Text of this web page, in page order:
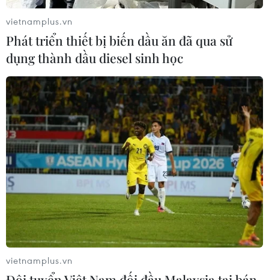
Tập trung chuẩn hóa các quy trình điện tử
về thủ tục đất đai trong năm 2024
05/01/2024 07:35
Nhiều địa phương đã từng bước đưa cơ sở dữ liệu đất
đai vào quản lý, vận hành, khai thác sử dụng có hiệu
quả, minh bạch, rút ngắn thời gian thực hiện các thủ tục
hành chính.
vietnamplus.vn
Phát triển thiết bị biến dầu ăn đã qua sử
dụng thành dầu diesel sinh học
vietnamplus.vn